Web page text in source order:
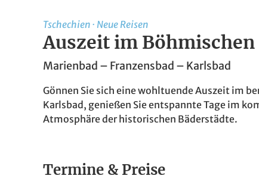
Tschechien · Neue Reisen
Auszeit im
Marienbad – Franzensbad – Karlsbad
Gönnen Sie sich eine wohltuende Auszeit im
Karlsbad, genießen Sie entspannte Tage im
Atmosphäre der historischen Bäderstädte.
Termine & Preise